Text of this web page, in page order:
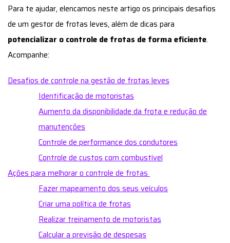
Para te ajudar, elencamos neste artigo os principais desafios
de um gestor de frotas leves, além de dicas para
potencializar o controle de frotas de forma eficiente.
Acompanhe:
Desafios de controle na gestão de frotas leves
Identificação de motoristas
Aumento da disponibilidade da frota e redução de
manutenções
Controle de performance dos condutores
Controle de custos com combustível
Ações para melhorar o controle de frotas
Fazer mapeamento dos seus veículos
Criar uma política de frotas
Realizar treinamento de motoristas
Calcular a previsão de despesas